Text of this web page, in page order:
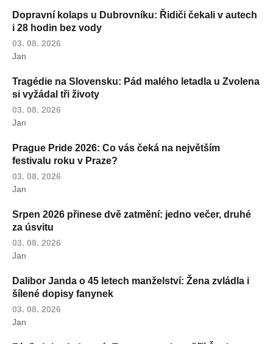
Dopravní kolaps u Dubrovníku: Řidiči čekali v autech
i 28 hodin bez vody
03. 08. 2026
Jan
Tragédie na Slovensku: Pád malého letadla u Zvolena
si vyžádal tři životy
03. 08. 2026
Jan
Prague Pride 2026: Co vás čeká na největším
festivalu roku v Praze?
03. 08. 2026
Jan
Srpen 2026 přinese dvě zatmění: jedno večer, druhé
za úsvitu
03. 08. 2026
Jan
Dalibor Janda o 45 letech manželství: Žena zvládla i
šílené dopisy fanynek
03. 08. 2026
Jan